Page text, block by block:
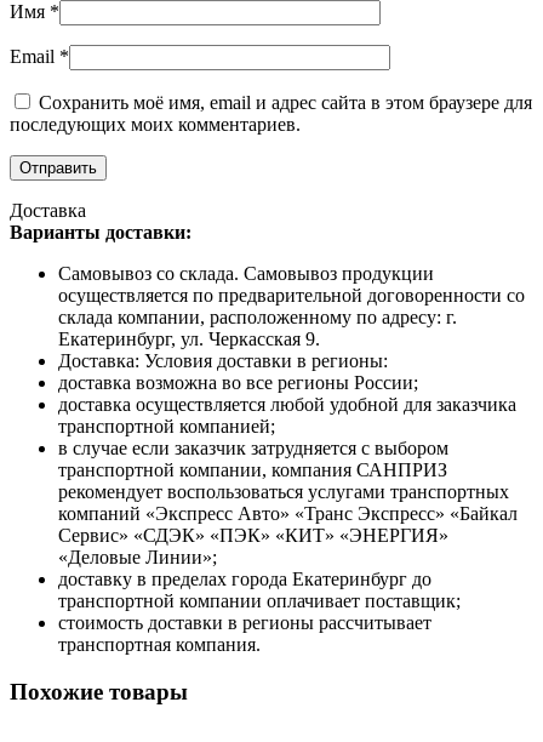
Имя *
Email *
Сохранить моё имя, email и адрес сайта в этом браузере для
последующих моих комментариев.
Доставка
Варианты доставки:
Самовывоз со склада. Самовывоз продукции
осуществляется по предварительной договоренности со
склада компании, расположенному по адресу: г.
Екатеринбург, ул. Черкасская 9.
Доставка: Условия доставки в регионы:
доставка возможна во все регионы России;
доставка осуществляется любой удобной для заказчика
транспортной компанией;
в случае если заказчик затрудняется с выбором
транспортной компании, компания САНПРИЗ
рекомендует воспользоваться услугами транспортных
компаний «Экспресс Авто» «Транс Экспресс» «Байкал
Сервис» «СДЭК» «ПЭК» «КИТ» «ЭНЕРГИЯ»
«Деловые Линии»;
доставку в пределах города Екатеринбург до
транспортной компании оплачивает поставщик;
стоимость доставки в регионы рассчитывает
транспортная компания.
Похожие товары